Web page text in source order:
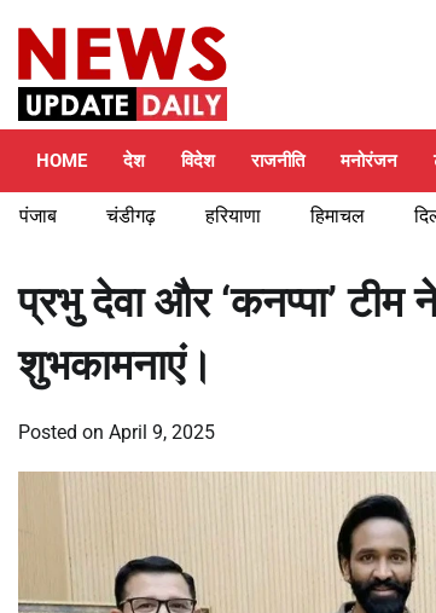
content
HOME देश विदेश राजनीति मनोरंजन
पंजाब चंडीगढ़ हरियाणा हिमाचल
प्रभु देवा और ‘कनप्पा’ टीम
शुभकामनाएं।
Posted on April 9, 2025